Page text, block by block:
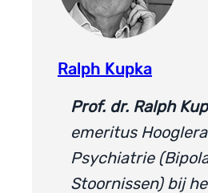
Ralph Kupka
Prof. dr. Ralph
emeritus
Psychiatrie
Stoornissen) bij